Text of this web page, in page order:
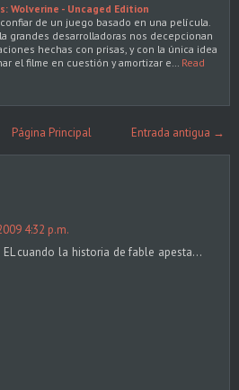
Wolverine - Uncaged Edition
de un juego basado en una película.
grandes desarrolladoras nos decepcionan
hechas con prisas, y con la única idea
el filme en cuestión y amortizar e…
Read
Entrada antigua →
Página Principal
4:32 p.m.
cuando la historia de fable apesta...